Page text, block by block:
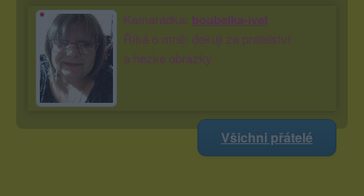
Kamarádka: boubelka-ivet
Říká o mně: dekuji za pratelstvi
a hezke obrazky
Všichni přátelé